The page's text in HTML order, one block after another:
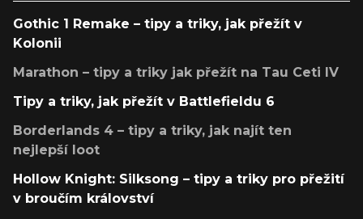
Gothic 1 Remake – tipy a triky, jak přežít v
Kolonii
Marathon – tipy a triky jak přežít na Tau Ceti IV
Tipy a triky, jak přežít v Battlefieldu 6
Borderlands 4 – tipy a triky, jak najít ten
nejlepší loot
Hollow Knight: Silksong – tipy a triky pro přežití
v broučím království